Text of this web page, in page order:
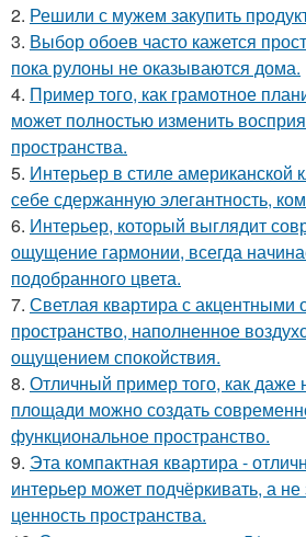
2. Решили с мужем закупить
3. Выбор обоев часто кажется
пока рулоны не оказываются дома.
4. Пример того, как грамотное
может полностью изменить
пространства.
5. Интерьер в стиле американской
себе сдержанную элегантность,
6. Интерьер, который выглядит
ощущение гармонии, всегда
подобранного цвета.
7. Светлая квартира с акцентными
пространство, наполненное
ощущением спокойствия.
8. Отличный пример того, как даже
площади можно создать
функциональное пространство.
9. Эта компактная квартира -
интерьер может подчёркивать, а
ценность пространства.